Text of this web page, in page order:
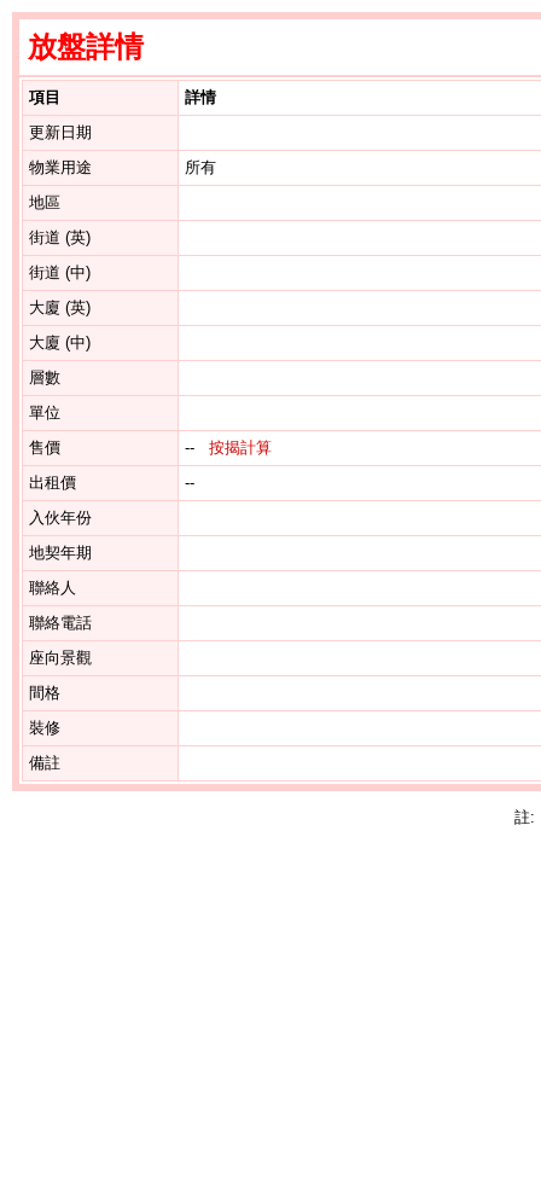
放盤詳情
項目
詳情
更新日期
物業用途
所有
地區
街道 (英)
街道 (中)
大廈 (英)
大廈 (中)
層數
單位
售價
-- 按揭計算
出租價
--
入伙年份
地契年期
聯絡人
聯絡電話
座向景觀
間格
裝修
備註
註: